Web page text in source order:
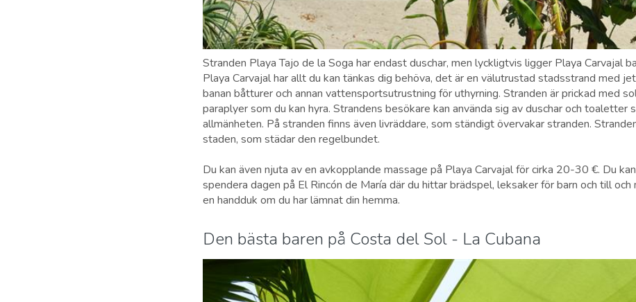
Stranden Playa Tajo de la Soga har endast duschar, men lyckligtvis ligger Playa Carvajal
Playa Carvajal har allt du kan tänkas dig behöva, det är en välutrustad stadsstrand med
banan båtturer och annan vattensportsutrustning för uthyrning. Stranden är prickad med
paraplyer som du kan hyra. Strandens besökare kan använda sig av duschar och toaletter
allmänheten. På stranden finns även livräddare, som ständigt övervakar stranden.
staden, som städar den regelbundet.
Du kan även njuta av en avkopplande massage på Playa Carvajal för cirka 20-30 €. Du
spendera dagen på El Rincón de María där du hittar brädspel, leksaker för barn och till
en handduk om du har lämnat din hemma.
Den bästa baren på Costa del Sol - La Cubana